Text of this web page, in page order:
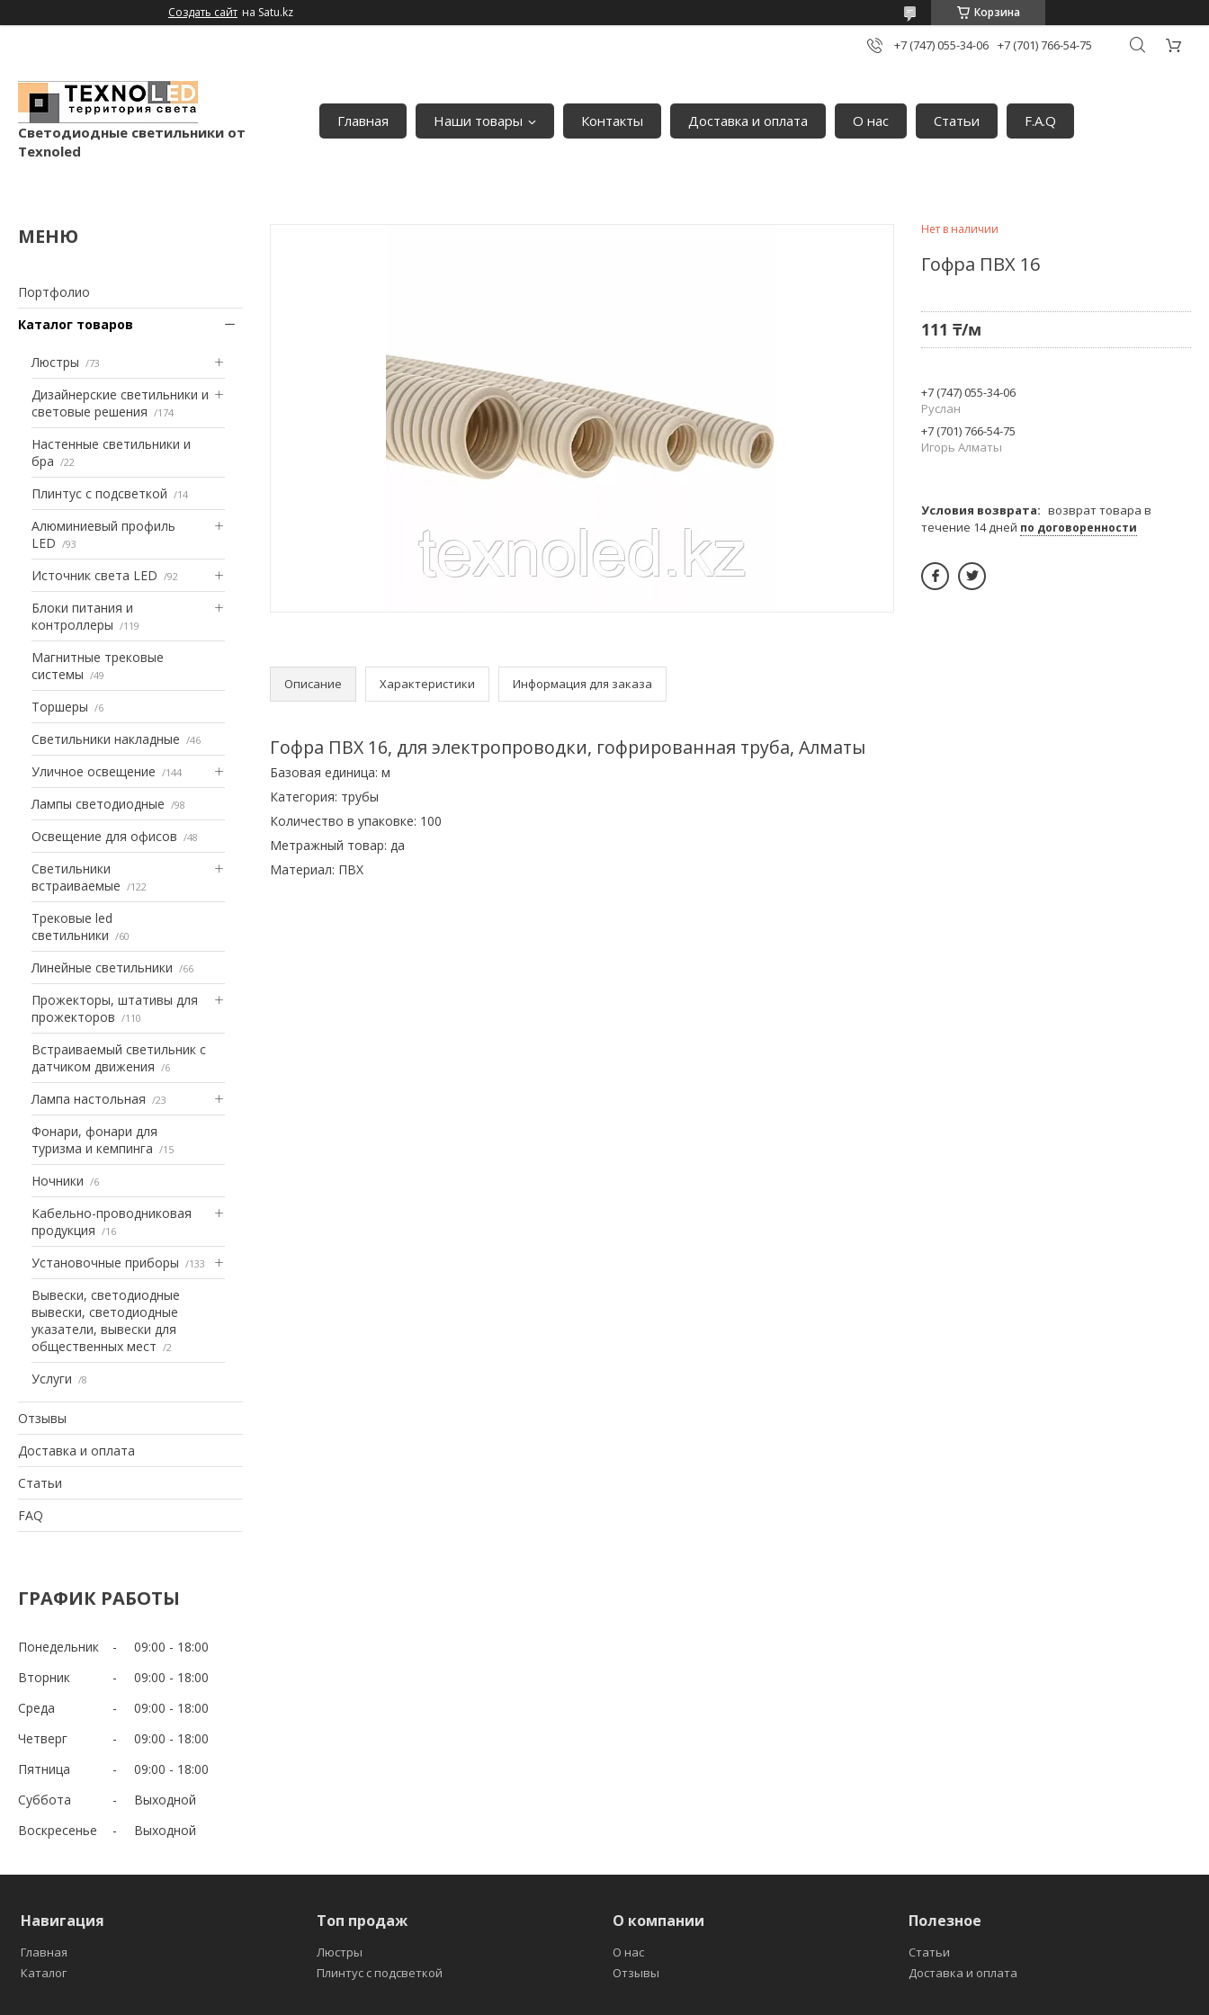
Создать сайт на Satu.kz Корзина
+7 (747) 055-34-06 +7 (701) 766-54-75
Светодиодные светильники от
Texnoled
Главная Наши товары Контакты Доставка и оплата О нас Статьи F.A.Q
Портфолио
Каталог товаров
Люстры 73
Дизайнерские светильники и
световые решения
174
Настенные светильники и
бра
22
Плинтус с подсветкой 14
Алюминиевый профиль
LED
93
Источник света LED 92
Блоки питания и
контроллеры
119
Магнитные трековые
системы
49
Торшеры 6
Светильники накладные 46
Уличное освещение 144
Лампы светодиодные 98
Освещение для офисов 48
Светильники
встраиваемые
122
Трековые led
светильники
60
Линейные светильники 66
Прожекторы, штативы для
прожекторов
110
Встраиваемый светильник с
датчиком движения
6
Лампа настольная 23
Фонари, фонари для
туризма и кемпинга
15
Ночники 6
Кабельно-проводниковая
продукция
16
Установочные приборы 133
Вывески, светодиодные
вывески, светодиодные
указатели, вывески для
общественных мест
2
Услуги 8
Отзывы
Доставка и оплата
Статьи
FAQ
ГРАФИК РАБОТЫ
Понедельник 09:00
18:00
Вторник
09:00
18:00
Среда
09:00
18:00
Четверг
09:00
18:00
Пятница
09:00
18:00
Суббота
Выходной
Воскресенье
Выходной
Описание Характеристики Информация для заказа
Гофра ПВХ 16, для электропроводки, гофрированная труба, Алматы
Базовая единица: м
Категория: трубы
Количество в упаковке: 100
Метражный товар: да
Материал: ПВХ
Нет в наличии
Гофра ПВХ 16
111 ₸/м
+7 (747) 055-34-06
Руслан
+7 (701) 766-54-75
Игорь Алматы
возврат товара в
течение 14 дней по договоренности
Навигация
Главная
Каталог
Топ продаж
Люстры
Плинтус с подсветкой
О компании
О нас
Отзывы
Полезное
Статьи
Доставка и оплата